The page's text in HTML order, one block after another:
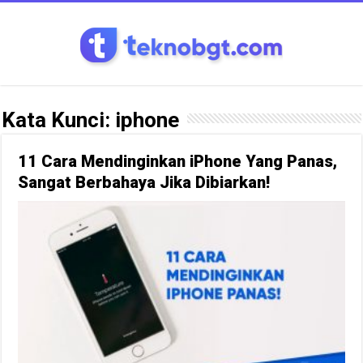
Kata Kunci: iphone
11 Cara Mendinginkan iPhone Yang Panas,
Sangat Berbahaya Jika Dibiarkan!